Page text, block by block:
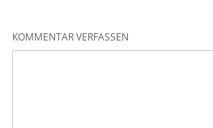
KOMMENTAR VERFASSEN